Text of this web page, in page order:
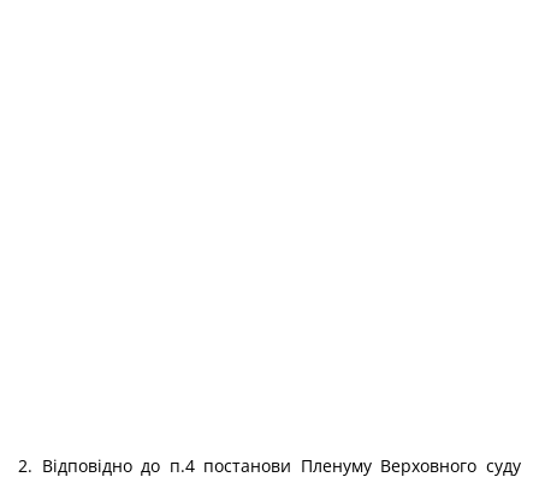
2. Відповідно до п.4 постанови Пленуму Верховного суду